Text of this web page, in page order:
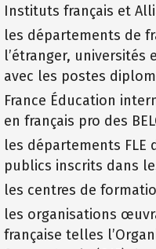
Instituts français et
les départements de
l’étranger,
avec les postes
France Éducation
en français pro des
les départements FLE
publics inscrits dans
les centres de
les organisations
française telles